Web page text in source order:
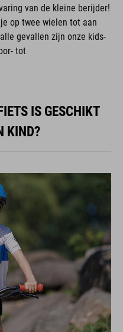
van de kleine berijder!
op twee wielen tot aan
gevallen zijn onze kids-
tot
IS GESCHIKT
KIND?